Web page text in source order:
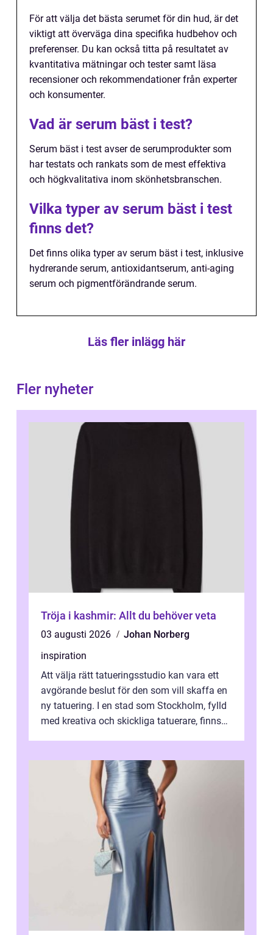
För att välja det bästa serumet för din hud, är det
viktigt att överväga dina specifika hudbehov och
preferenser. Du kan också titta på resultatet av
kvantitativa mätningar och tester samt läsa
recensioner och rekommendationer från experter
och konsumenter.
Vad är serum bäst i test?
Serum bäst i test avser de serumprodukter som
har testats och rankats som de mest effektiva
och högkvalitativa inom skönhetsbranschen.
Vilka typer av serum bäst i test
finns det?
Det finns olika typer av serum bäst i test, inklusive
hydrerande serum, antioxidantserum, anti-aging
serum och pigmentförändrande serum.
Läs fler inlägg här
Fler nyheter
Tröja i kashmir: Allt du behöver veta
03 augusti 2026
Johan Norberg
inspiration
Att välja rätt tatueringsstudio kan vara ett
avgörande beslut för den som vill skaffa en
ny tatuering. I en stad som Stockholm, fylld
med kreativa och skickliga tatuerare, finns